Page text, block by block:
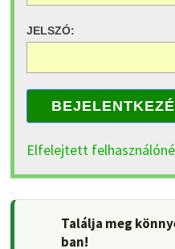
JELSZÓ:
Elfelejtett
Találja meg
ban!